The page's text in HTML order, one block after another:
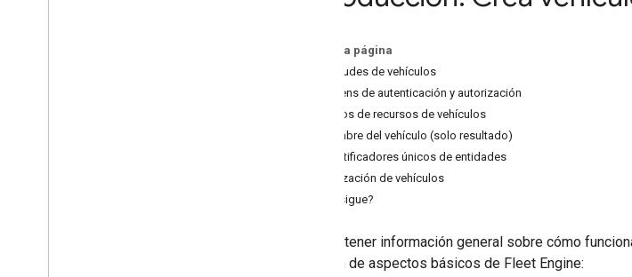
En esta página
Solicitudes de vehículos
Tokens de autenticación y autorización
Campos de recursos de vehículos
Nombre del vehículo (solo resultado)
Identificadores únicos de entidades
Reutilización de vehículos
¿Qué sigue?
Para obtener información general sobre cómo
sección de aspectos básicos de Fleet Engine: